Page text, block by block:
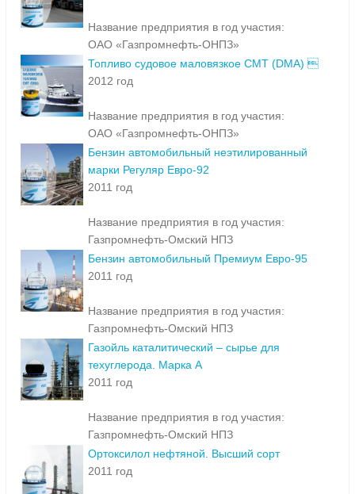
Название предприятия в год участия:
ОАО «Газпромнефть-ОНПЗ»
Топливо судовое маловязкое СМТ (DMA) 
2012 год
Название предприятия в год участия:
ОАО «Газпромнефть-ОНПЗ»
Бензин автомобильный неэтилированный
марки Регуляр Евро-92
2011 год
Название предприятия в год участия:
Газпромнефть-Омский НПЗ
Бензин автомобильный Премиум Евро-95
2011 год
Название предприятия в год участия:
Газпромнефть-Омский НПЗ
Газойль каталитический – сырье для
техуглерода. Марка А
2011 год
Название предприятия в год участия:
Газпромнефть-Омский НПЗ
Ортоксилол нефтяной. Высший сорт
2011 год